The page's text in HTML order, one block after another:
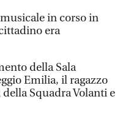
in corso in
era
della Sala
Emilia, il ragazzo
Squadra Volanti e